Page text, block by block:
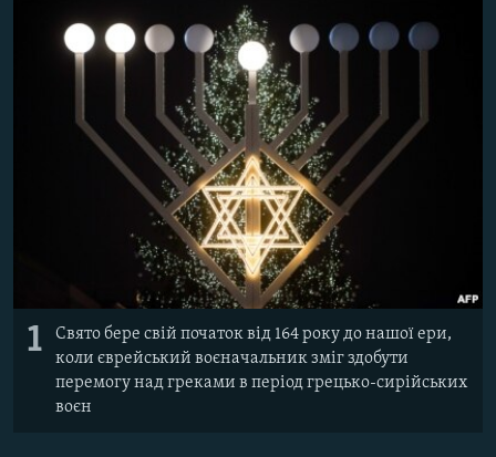
ІНФОГРАФІКА
ДОЛУЧАЙСЯ!
Усі сайти RFE/RL
1
Свято бере свій початок від 164 року до нашої ери,
коли єврейський воєначальник зміг здобути
перемогу над греками в період грецько-сирійських
воєн